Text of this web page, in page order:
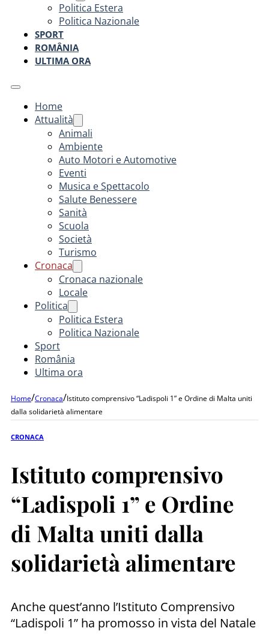
Politica Estera
Politica Nazionale
SPORT
ROMÂNIA
ULTIMA ORA
Home
Attualità
Animali
Ambiente
Auto Motori e Automotive
Eventi
Musica e Spettacolo
Salute Benessere
Sanità
Scuola
Società
Turismo
Cronaca
Cronaca nazionale
Locale
Politica
Politica Estera
Politica Nazionale
Sport
România
Ultima ora
Home/Cronaca/Istituto comprensivo “Ladispoli 1” e Ordine di Malta uniti
dalla solidarietà alimentare
CRONACA
Istituto comprensivo
“Ladispoli 1” e Ordine
di Malta uniti dalla
solidarietà alimentare
Anche quest’anno l’Istituto Comprensivo
“Ladispoli 1” ha promosso in vista del Natale